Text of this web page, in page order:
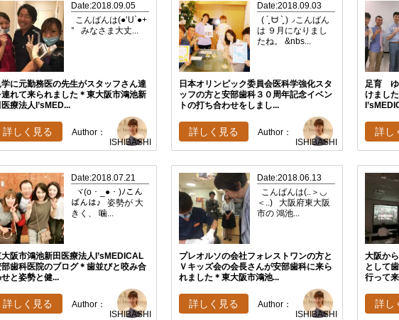
Date:2018.09.05
こんばんは(●’U`●+
° みなさま大丈...
に元勤務医の先生がスタッフさん達
れて来られました＊東大阪市鴻池新
療法人I’sMED...
Author：
ISHIBASHI
詳しく見る
Date:2018.09.03
( ´͈ ᗨ `͈ )◞こんばん
は ９月になりまし
たね。 &nbs...
日本オリンピック委員会医科学強化スタ
ッフの方と安部歯科３０周年記念イベン
トの打ち合わせをしまし...
Author：
ISHIBASHI
詳しく見る
足育 ゆ
けまし
詳し
Date:2018.07.21
ヾ(o・_●・)ﾉこん
ばんは♪ 姿勢が 大
きく、 噛...
阪市鴻池新田医療法人I’sMEDICAL
歯科医院のブログ＊歯並びと咬み合
と姿勢と健...
Author：
ISHIBASHI
詳しく見る
Date:2018.06.13
こんばんは(..＞◡
＜..) 大阪府東大阪
市の 鴻池...
プレオルソの会社フォレストワンの方と
Ｖキッズ会の会長さんが安部歯科に来ら
れました＊東大阪市鴻池...
Author：
ISHIBASHI
詳しく見る
大阪か
として
行って
詳し